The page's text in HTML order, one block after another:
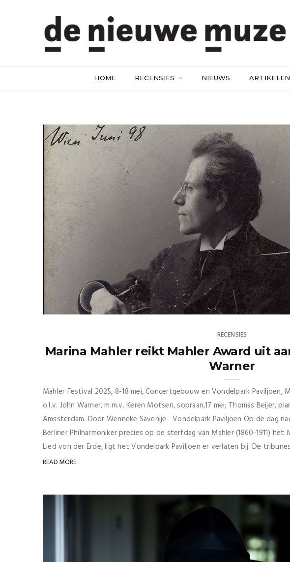
HOME RECENSIES NIEUWS ARTIKELEN
RECENSIES
Marina Mahler reikt Mahler Award uit
Warner
Mahler Festival 2025, 8-18 mei, Concertgebouw en Vondelpark Paviljoen,
o.l.v. John Warner, m.m.v. Keren Motseri, sopraan,17 mei; Thomas Beijer,
Amssterdam. Door Wenneke Savenije Vondelpark Paviljoen Op de dag
Berliner Philharmoniker precies op de sterfdag van Mahler (1860-1911)
Lied von der Erde, ligt het Vondelpark Paviljoen er verlaten bij. De
READ MORE